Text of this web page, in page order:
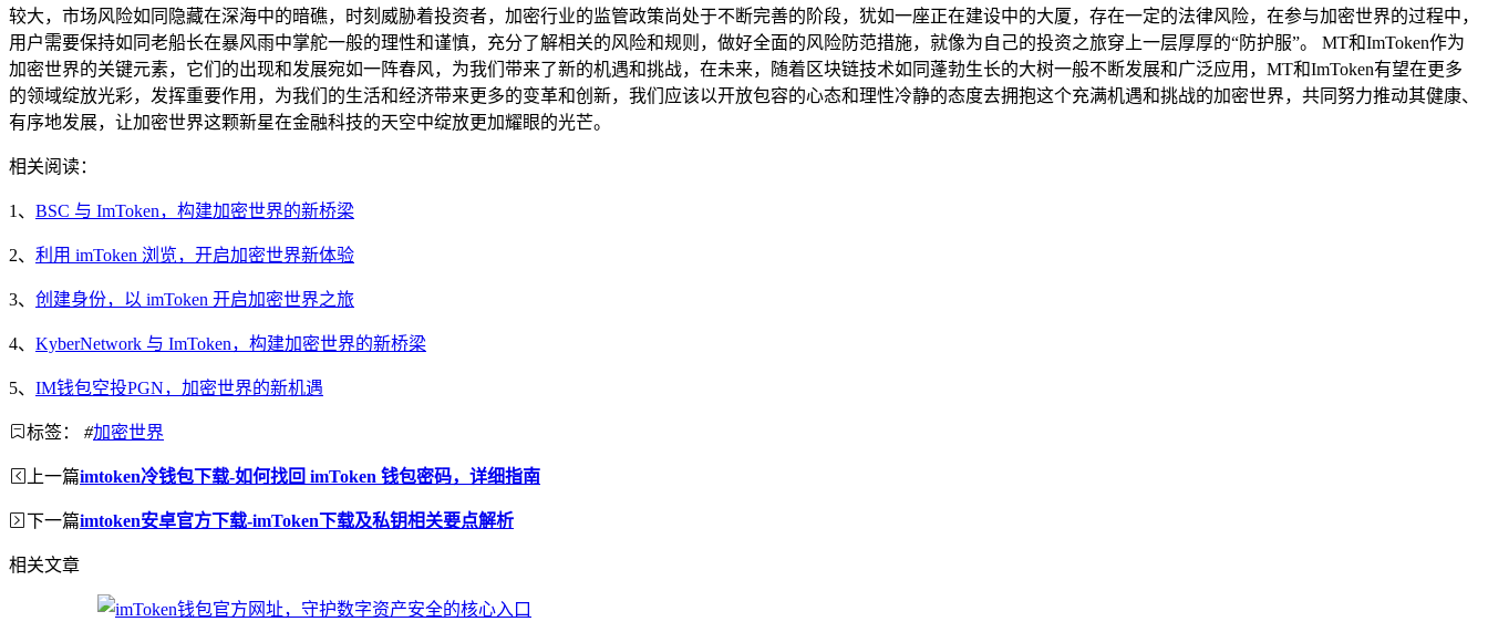
较大，市场风险如同隐藏在深海中的暗礁，时刻威胁着投资者，加密行业的监管政策尚处于不断完善的阶段，犹如一座正在建设中的大厦，存在一定的法律风险，在参与加密世界的过程中，
用户需要保持如同老船长在暴风雨中掌舵一般的理性和谨慎，充分了解相关的风险和规则，做好全面的风险防范措施，就像为自己的投资之旅穿上一层厚厚的“防护服”。 MT和ImToken作为
加密世界的关键元素，它们的出现和发展宛如一阵春风，为我们带来了新的机遇和挑战，在未来，随着区块链技术如同蓬勃生长的大树一般不断发展和广泛应用，MT和ImToken有望在更多
的领域绽放光彩，发挥重要作用，为我们的生活和经济带来更多的变革和创新，我们应该以开放包容的心态和理性冷静的态度去拥抱这个充满机遇和挑战的加密世界，共同努力推动其健康、
有序地发展，让加密世界这颗新星在金融科技的天空中绽放更加耀眼的光芒。
相关阅读：
1、 BSC 与 ImToken，构建加密世界的新桥梁
2、 利用 imToken 浏览，开启加密世界新体验
3、 创建身份，以 imToken 开启加密世界之旅
4、 KyberNetwork 与 ImToken，构建加密世界的新桥梁
5、 IM钱包空投PGN，加密世界的新机遇
标签： #加密世界
上一篇imtoken冷钱包下载-如何找回 imToken 钱包密码，详细指南
下一篇imtoken安卓官方下载-imToken下载及私钥相关要点解析
相关文章